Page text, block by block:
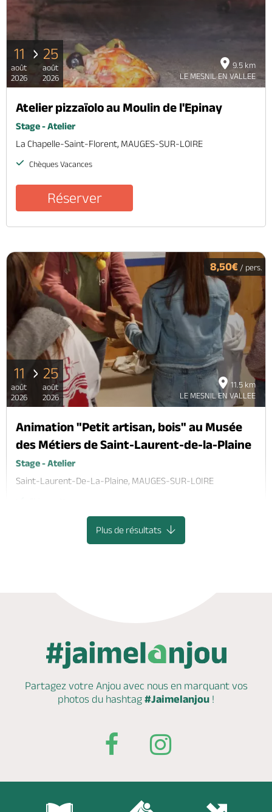
9.5 km
LE MESNIL EN VALLEE
11
août
2026
25
août
2026
Atelier pizzaïolo au Moulin de l'Epinay
Stage - Atelier
La Chapelle-Saint-Florent, MAUGES-SUR-LOIRE
Chèques Vacances
Réserver
11.5 km
LE MESNIL EN VALLEE
8,50€ / pers.
11
août
2026
25
août
2026
Animation "Petit artisan, bois" au Musée
des Métiers de Saint-Laurent-de-la-Plaine
Stage - Atelier
Saint-Laurent-De-La-Plaine, MAUGES-SUR-LOIRE
Plus de résultats
Partagez votre Anjou avec nous en marquantvos
photos du hashtag #Jaimelanjou !